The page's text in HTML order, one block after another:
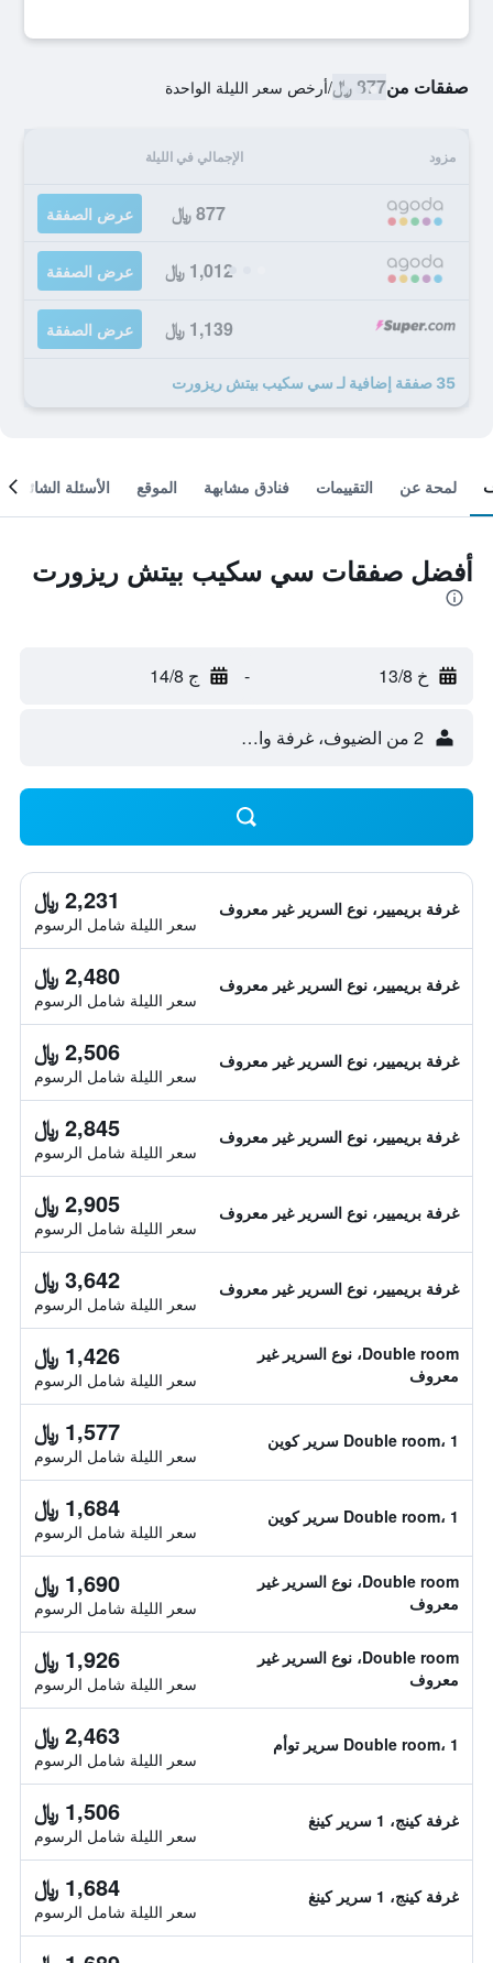
صفقات من877 ﷼ /أرخص سعر الليلة الواحدة
مزود الإجمالي في الليلة
877 ﷼ عرض الصفقة
1,012 ﷼ عرض الصفقة
1,139 ﷼ عرض الصفقة
35 صفقة إضافية لـ سي سكيب بيتش ريزورت
لمحة عن التقييمات فنادق مشابهة الموقع الأسئلة الشائعة
أفضل صفقات سي سكيب بيتش ريزورت
خ 13/8 - ج 14/8
2 من الضيوف، غرفة واحدة
غرفة بريميير، نوع السرير غير معروف 2,231 ﷼
سعر الليلة شامل الرسوم
غرفة بريميير، نوع السرير غير معروف 2,480 ﷼
سعر الليلة شامل الرسوم
غرفة بريميير، نوع السرير غير معروف 2,506 ﷼
سعر الليلة شامل الرسوم
غرفة بريميير، نوع السرير غير معروف 2,845 ﷼
سعر الليلة شامل الرسوم
غرفة بريميير، نوع السرير غير معروف 2,905 ﷼
سعر الليلة شامل الرسوم
غرفة بريميير، نوع السرير غير معروف 3,642 ﷼
سعر الليلة شامل الرسوم
Double room، نوع السرير غير
معروف
1,426 ﷼
سعر الليلة شامل الرسوم
Double room، 1 سرير كوين 1,577 ﷼
سعر الليلة شامل الرسوم
Double room، 1 سرير كوين 1,684 ﷼
سعر الليلة شامل الرسوم
Double room، نوع السرير غير
معروف
1,690 ﷼
سعر الليلة شامل الرسوم
Double room، نوع السرير غير
معروف
1,926 ﷼
سعر الليلة شامل الرسوم
Double room، 1 سرير توأم 2,463 ﷼
سعر الليلة شامل الرسوم
غرفة كينج، 1 سرير كينغ 1,506 ﷼
سعر الليلة شامل الرسوم
غرفة كينج، 1 سرير كينغ 1,684 ﷼
سعر الليلة شامل الرسوم